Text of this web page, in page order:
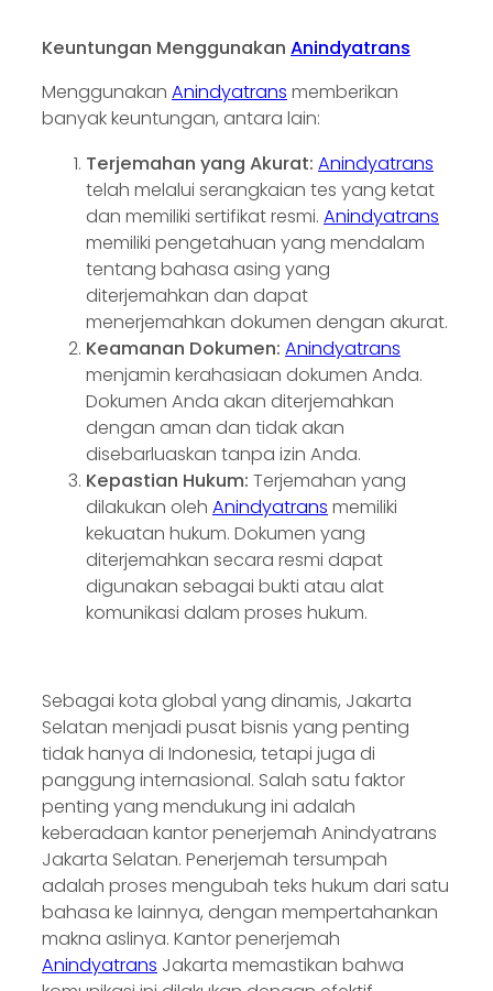
Keuntungan Menggunakan Anindyatrans
Menggunakan Anindyatrans memberikan
banyak keuntungan, antara lain:
Terjemahan yang Akurat: Anindyatrans
telah melalui serangkaian tes yang ketat
dan memiliki sertifikat resmi. Anindyatrans
memiliki pengetahuan yang mendalam
tentang bahasa asing yang
diterjemahkan dan dapat
menerjemahkan dokumen dengan akurat.
Keamanan Dokumen: Anindyatrans
menjamin kerahasiaan dokumen Anda.
Dokumen Anda akan diterjemahkan
dengan aman dan tidak akan
disebarluaskan tanpa izin Anda.
Kepastian Hukum: Terjemahan yang
dilakukan oleh Anindyatrans memiliki
kekuatan hukum. Dokumen yang
diterjemahkan secara resmi dapat
digunakan sebagai bukti atau alat
komunikasi dalam proses hukum.
Sebagai kota global yang dinamis, Jakarta
Selatan menjadi pusat bisnis yang penting
tidak hanya di Indonesia, tetapi juga di
panggung internasional. Salah satu faktor
penting yang mendukung ini adalah
keberadaan kantor penerjemah Anindyatrans
Jakarta Selatan. Penerjemah tersumpah
adalah proses mengubah teks hukum dari satu
bahasa ke lainnya, dengan mempertahankan
makna aslinya. Kantor penerjemah
Anindyatrans Jakarta memastikan bahwa